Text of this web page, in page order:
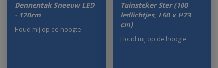
Dennentak Sneeuw LED
- 120cm
Houd mij op de hoogte
Tuinsteker Ster (100
ledlichtjes, L60 x H73
cm)
Houd mij op de hoogte